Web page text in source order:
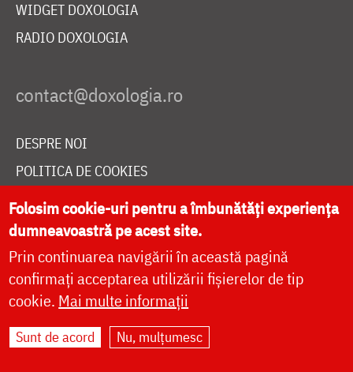
WIDGET DOXOLOGIA
RADIO DOXOLOGIA
DESPRE NOI
POLITICA DE COOKIES
DONEAZĂ ONLINE PENTRU CATEDRALA NAȚIONALĂ
LIVE
Site dezvoltat deDOXOLOGIA MEDIA
Arhiepiscopia Iașilor | ©
Folosim cookie-uri pentru a îmbunătăți experiența
dumneavoastră pe acest site.
Prin continuarea navigării în această pagină
confirmați acceptarea utilizării fișierelor de tip
cookie. Mai multe informații
Sunt de acord Nu, mulțumesc